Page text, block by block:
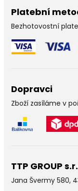
Platební
Bezhotovostní
Dopravci
Zboží zasíláme v
TTP GROUP
Jana Švermy 580,